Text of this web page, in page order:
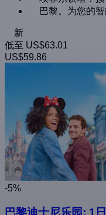
巴黎。为您的
新
低至 US$63.01
US$59.86
-5%
巴黎迪士尼乐园: 1